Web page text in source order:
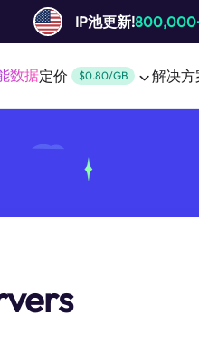
IP池更新!
数据定价 $0.80/GB 解决方